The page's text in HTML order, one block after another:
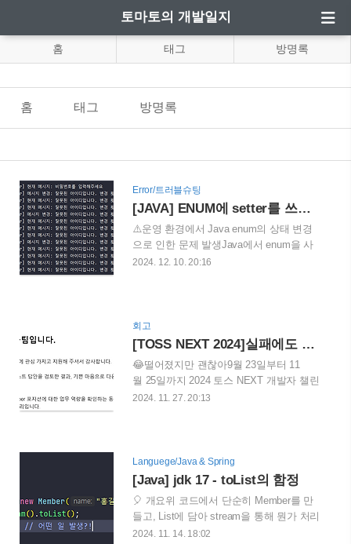
토마토의 개발일지
홈 태그 방명록
홈 태그 방명록
Error/트러블슈팅
[JAVA] ENUM에 setter를 쓰면 생기는 일 (feat. 싱글턴)
⚠️운영 환경에서 Java enum의 상태 변경
으로 인한 문제 발생Java에서 enum을 사
용하여 미리 메시지를 설정해두고, 해당
다. 👌문제찾기Issue에 사용자가 이상한
오류 메시지를 받는 문제가 있었다.간헐적
으로 비정상적인 Validation 오류 메시지가
사용자에게 반환되었다. ex) 비밀번호를
입력해주세요 -> 잘못된 아이디 입니다처
음에는 해당 메시지가 어디서 오는지 찾고
되는걸 발견했지만, 해당 API에서 메시지
가 변경되는걸 확인할 수 없었다.그렇다면
원인은..
2024. 12. 10. 20:16
회고
[TOSS NEXT 2024]실패에도 굴하지 않고 토스 최종 면접까지 두달간의 여정
😂떨어졌지만 괜찮아9월 23일부터 11
월 25일까지 2024 토스 NEXT 개발자 챌린
지가 끝났다. 두달간 엄청나게 힘들고 지
기에 이 경험을 잊지 않기위해 글로 적어
두려 한다.자세한 내용은 NDA로 인해 말
하지 못하지만, 과정을 정리했
다.https://toss.im/career/next-developer-
2024 [Step 1. 온라인 코딩테스
트]10/5(토) 오후 2시에 코딩 테스트가 진
2024. 11. 27. 20:13
Languege/Java & Spring
[Java] jdk 17 - toList의 함정
🎈 개요위 코드에서 단순히 Member를 만
들고, List에 담아 stream을 통해 뭔가 처리
한 뒤에 toList로 다시 변환한다.변환된
2024. 11. 14. 18:02